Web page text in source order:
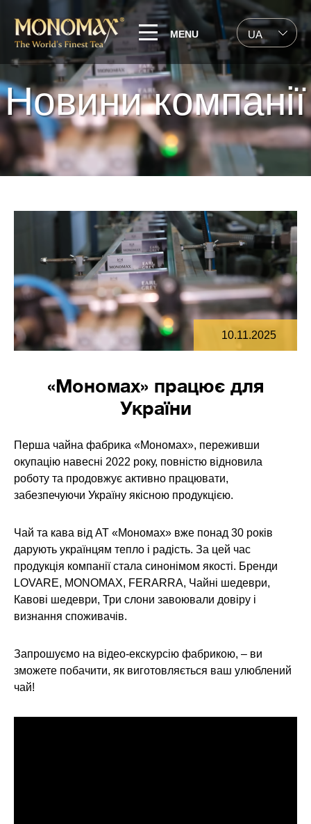
MENU UA
Новини компанії
10.11.2025
«Мономах» працює для
України
Перша чайна фабрика «Мономах», переживши
окупацію навесні 2022 року, повністю відновила
роботу та продовжує активно працювати,
забезпечуючи Україну якісною продукцією.
Чай та кава від АТ «Мономах» вже понад 30 років
дарують українцям тепло і радість. За цей час
продукція компанії стала синонімом якості. Бренди
LOVARE, MONOMAX, FERARRA, Чайні шедеври,
Кавові шедеври, Три слони завоювали довіру і
визнання споживачів.
Запрошуємо на відео-екскурсію фабрикою, – ви
зможете побачити, як виготовляється ваш улюблений
чай!